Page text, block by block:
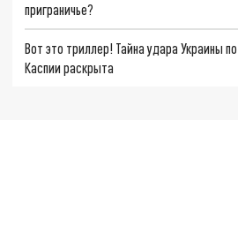
приграничье?
Вот это триллер! Тайна удара Украины
Каспии раскрыта